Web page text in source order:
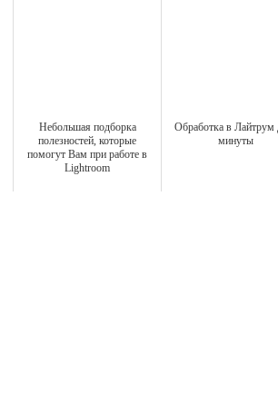
Небольшая подборка
полезностей, которые
помогут Вам при работе в
Lightroom
Обработка в Лайтрум
минуты